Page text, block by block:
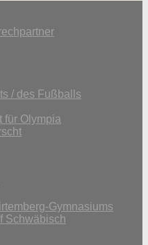
/ des Fußballs
für Olympia
Gymnasiums
Schwäbisch